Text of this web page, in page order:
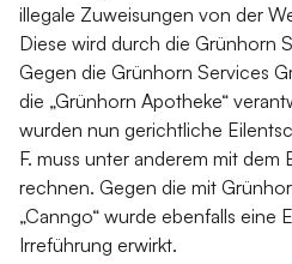
illegale Zuweisungen von der
Diese wird durch die Grünhorn
Gegen die Grünhorn Services
die „Grünhorn Apotheke“
wurden nun gerichtliche
F. muss unter anderem mit dem
rechnen. Gegen die mit
„Canngo“ wurde ebenfalls eine
Irreführung erwirkt.